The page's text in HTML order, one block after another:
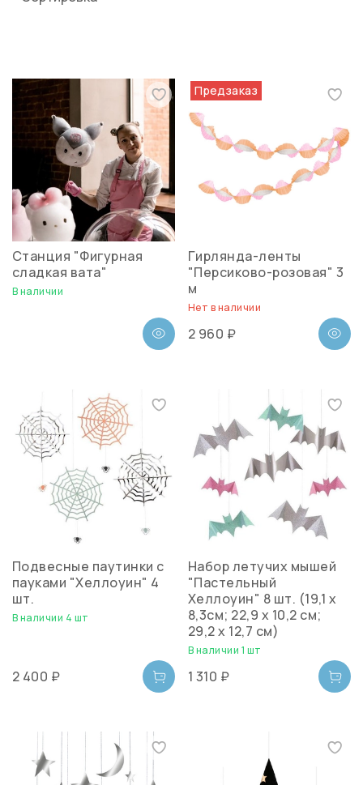
Станция "Фигурная
сладкая вата"
В наличии
Предзаказ
Гирлянда-ленты
"Персиково-розовая" 3
м
Нет в наличии
2 960 ₽
Подвесные паутинки с
пауками "Хеллоуин" 4
шт.
В наличии 4 шт
2 400 ₽
Набор летучих мышей
"Пастельный
Хеллоуин" 8 шт. (19,1 х
8,3см; 22,9 х 10,2 см;
29,2 х 12,7 см)
В наличии 1 шт
1 310 ₽